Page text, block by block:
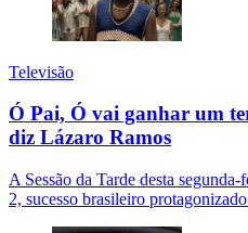
Televisão
Ó Pai, Ó vai ganhar um
diz Lázaro Ramos
A Sessão da Tarde desta
2, sucesso brasileiro